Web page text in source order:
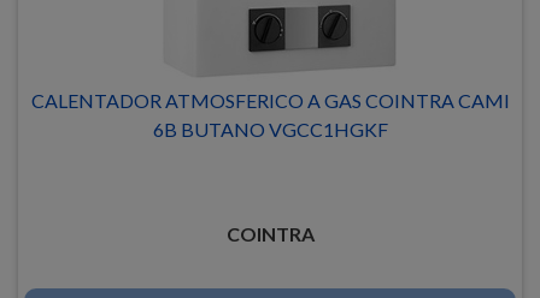
CALENTADOR ATMOSFERICO A GAS COINTRA CAMI
6B BUTANO VGCC1HGKF
COINTRA